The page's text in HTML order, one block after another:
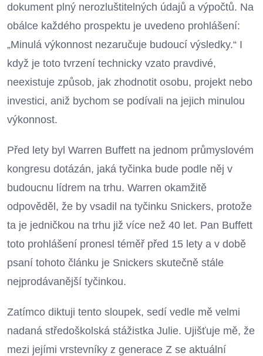
dokument plný nerozluštitelných údajů a výpočtů. Na
obálce každého prospektu je uvedeno prohlášení:
„Minulá výkonnost nezaručuje budoucí výsledky.“ I
když je toto tvrzení technicky vzato pravdivé,
neexistuje způsob, jak zhodnotit osobu, projekt nebo
investici, aniž bychom se podívali na jejich minulou
výkonnost.
Před lety byl Warren Buffett na jednom průmyslovém
kongresu dotázán, jaká tyčinka bude podle něj v
budoucnu lídrem na trhu. Warren okamžitě
odpověděl, že by vsadil na tyčinku Snickers, protože
ta je jedničkou na trhu již více než 40 let. Pan Buffett
toto prohlášení pronesl téměř před 15 lety a v době
psaní tohoto článku je Snickers skutečně stále
nejprodávanější tyčinkou.
Zatímco diktuji tento sloupek, sedí vedle mě velmi
nadaná středoškolská stážistka Julie. Ujišťuje mě, že
mezi jejími vrstevníky z generace Z se aktuální